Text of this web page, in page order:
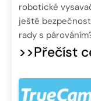
robotické
ještě
rady s
>>Přečíst